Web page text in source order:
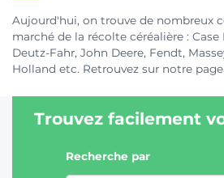
Aujourd'hui, on trouve de nombreux
marché de la récolte céréalière : Case
Deutz-Fahr, John Deere, Fendt,
Holland etc. Retrouvez sur notre
moissonneuses-batteuses, pour
composantes : Filtration,
pièces de boulonnerie (vis, rivets, ...),
accessoires de cabine (caméras de
Trouvez facilement
Recherche par